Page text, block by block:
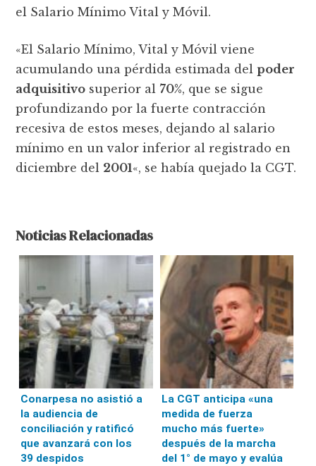
el Salario Mínimo Vital y Móvil.
«El Salario Mínimo, Vital y Móvil viene
acumulando una pérdida estimada delpoder
adquisitivo superior al 70%, que se sigue
profundizando por la fuerte contracción
recesiva de estos meses, dejando al salario
mínimo en un valor inferior al registrado en
diciembre del 2001«, se había quejado la CGT.
Noticias Relacionadas
Conarpesa no asistió a
la audiencia de
conciliación y ratificó
que avanzará con los
39 despidos
La CGT anticipa «una
medida de fuerza
mucho más fuerte»
después de la marcha
del 1° de mayo y evalúa